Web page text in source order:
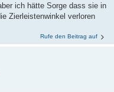
ich hätte Sorge dass sie in
Zierleistenwinkel verloren
Rufe den Beitrag auf